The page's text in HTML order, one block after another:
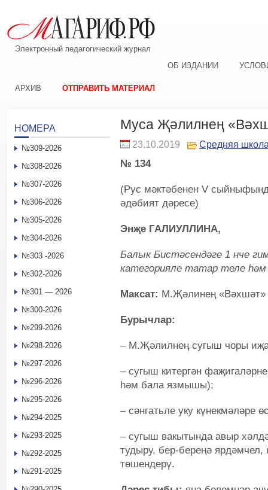
Электронный педагогический журнал
ОБ ИЗДАНИИ
АРХИВ ОТПРАВИТЬ МАТЕРИАЛ
Муса Җәлилнең
23.10.2019 Средняя
№ 134
(Рус мәктәбенен V
әдәбият дәресе)
Энҗе ГАЛИУЛЛИНА,
Балык Бистәсендәге 1 нче
категорияле татар теле
Максат: М.Җәлинең «Вәхшәт»
Бурычлар:
– М.Җәлилнең сугыш чоры
– сугыш китергән
һәм бала язмышы);
– сәнгатьле уку күнекмәләре
– сугыш вакытында авыр
тудыру, бер-береңә ярдәмчел,
төшендерү.
НОМЕРА
№309-2026
№308-2026
№307-2026
№306-2026
№305-2026
№304-2026
№303 -2026
№302-2026
№301 — 2026
№300-2026
№299-2026
№298-2026
№297-2026
№296-2026
№295-2026
№294-2025
№293-2025
№292-2025
№291-2025